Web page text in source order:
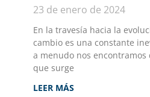
23 de enero de 2024
En la travesía hacia la
cambio es una constante
a menudo nos encontramos
que surge
LEER MÁS